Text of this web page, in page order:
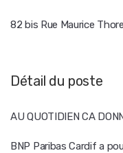
82 bis Rue Maurice
Détail du poste
AU QUOTIDIEN CA
BNP Paribas Cardif a